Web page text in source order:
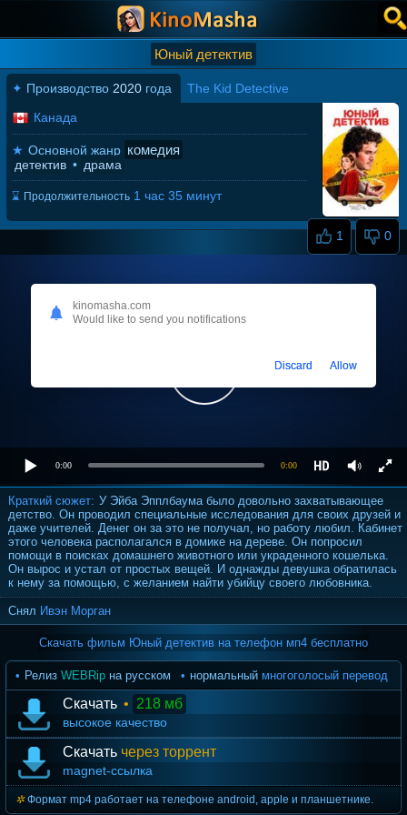
Юный детектив
✦ Производство 2020 года The Kid Detective
1 0
Канада
★ Основной жанр комедия
детектив • драма
⌛ Продолжительность 1 час 35 минут
0:00 0:00
Краткий сюжет: У Эйба Эпплбаума было довольно захватывающее
детство. Он проводил специальные исследования для своих друзей и
даже учителей. Денег он за это не получал, но работу любил. Кабинет
этого человека располагался в домике на дереве. Он попросил
помощи в поисках домашнего животного или украденного кошелька.
Он вырос и устал от простых вещей. И однажды девушка обратилась
к нему за помощью, с желанием найти убийцу своего любовника.
Снял Ивэн Морган
Скачать фильм Юный детектив на телефон мп4 бесплатно
Релиз WEBRip на русском нормальный многоголосый перевод
Скачать • 218 мб
высокое качество
Скачать через торрент
magnet-ссылка
Формат mp4 работает на телефоне android, apple и планшетнике.
kinomasha.com
Would like to send you notifications
Discard Allow